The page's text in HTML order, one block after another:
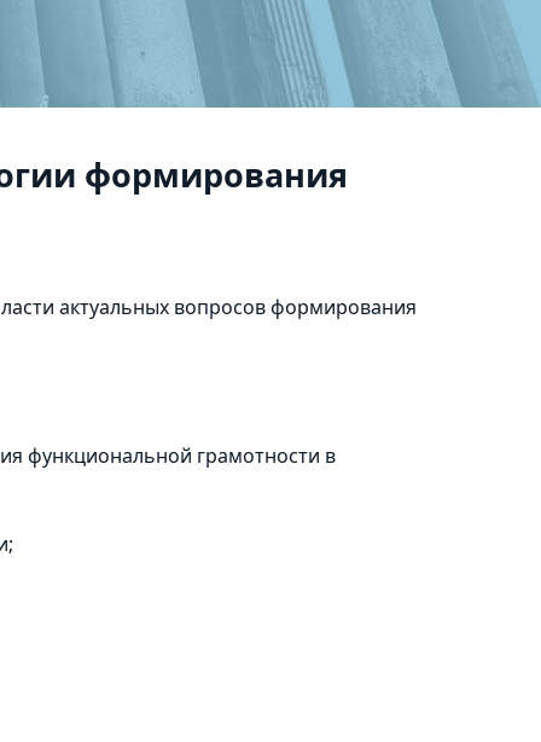
формирования
актуальных вопросов формирования
функциональной грамотности в